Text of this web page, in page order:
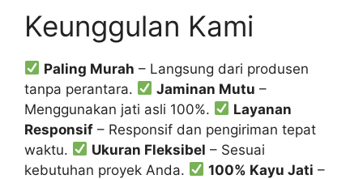
Keunggulan Kami
Paling Murah – Langsung dari produsen
tanpa perantara.
Jaminan Mutu –
Menggunakan jati asli 100%.
Layanan
Responsif – Responsif dan pengiriman tepat
waktu.
Ukuran Fleksibel – Sesuai
kebutuhan proyek Anda.
100% Kayu Jati –